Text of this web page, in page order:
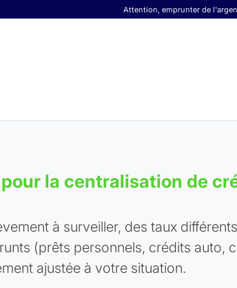
Attention, emprunter de
la centralisation de
à surveiller, des taux
(prêts personnels, crédits auto,
ajustée à votre situation.